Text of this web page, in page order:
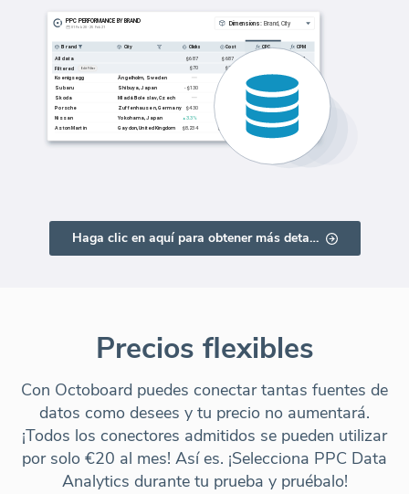
Haga clic en aquí para obtener más detalles
Precios flexibles
Con Octoboard puedes conectar tantas fuentes de
datos como desees y tu precio no aumentará.
¡Todos los conectores admitidos se pueden utilizar
por solo €20 al mes! Así es. ¡Selecciona PPC Data
Analytics durante tu prueba y pruébalo!